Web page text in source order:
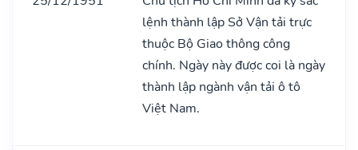
lệnh thành lập Sở Vận tải trực
thuộc Bộ Giao thông công
chính. Ngày này được coi là ngày
thành lập ngành vận tải ô tô
Việt Nam.